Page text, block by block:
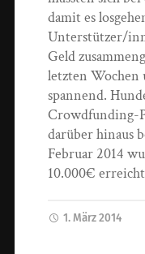
damit es
Unterstützer/
Geld
letzten Wochen
spannend.
Crowdfunding-
darüber hinaus
Februar 2014
10.000€
1. März 2014